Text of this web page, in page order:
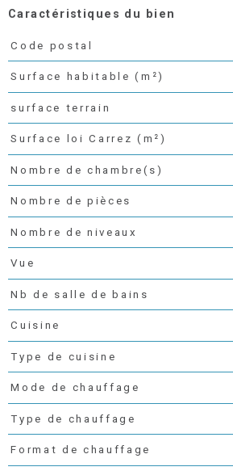
Caractéristiques du bien
Caractéristiques
Code postal
Surface habitable (m²)
surface terrain
Surface loi Carrez (m²)
Nombre de chambre(s)
Nombre de pièces
Nombre de niveaux
Vue
Nb de salle de bains
Cuisine
Type de cuisine
Mode de chauffage
Type de chauffage
Format de chauffage